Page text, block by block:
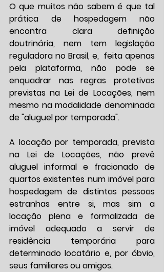
O que muitos não sabem é que tal
prática de hospedagem não
encontra clara definição
doutrinária, nem tem legislação
reguladora no Brasil, e,  feita apenas
pela plataforma, não pode se
enquadrar nas regras protetivas
previstas na Lei de Locações, nem
mesmo na modalidade denominada
de "aluguel por temporada".
A locação por temporada, prevista
na Lei de Locações, não prevê
aluguel informal e fracionado de
quartos existentes num imóvel para
hospedagem de distintas pessoas
estranhas entre si, mas sim a
locação plena e formalizada de
imóvel adequado a servir de
residência temporária para
determinado locatário e, por óbvio,
seus familiares ou amigos.